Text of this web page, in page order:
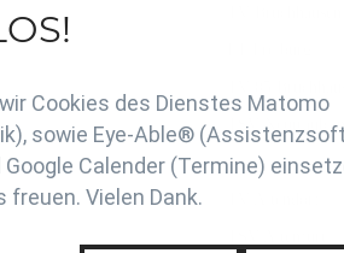
TSV Neutraubling
Cookies des Dienstes Matomo
sowie Eye-Able®
Calender (Termine)
Vielen Dank.